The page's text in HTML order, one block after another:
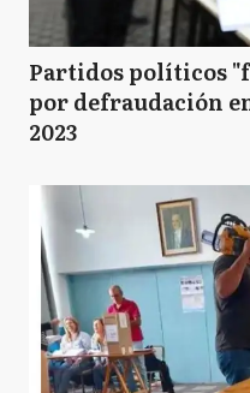
Partidos políticos
por defraudación
2023